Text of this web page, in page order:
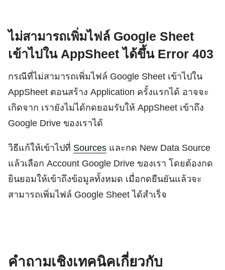
ไม่สามารถเพิ่มไฟล์ Google Sheet
เข้าไปใน AppSheet ได้ขึ้น Error 403
กรณีที่ไม่สามารถเพิ่มไฟล์ Google Sheet เข้าไปใน
AppSheet ตอนสร้าง Application ครั้งแรกได้ อาจจะ
เกิดจาก เรายังไม่ได้กดยอมรับให้ AppSheet เข้าถึง
Google Drive ของเราได้
วิธีแก้ให้เข้าไปที่ Sources และกด New Data Source
แล้วเลือก Account Google Drive ของเรา โดยต้องกด
ยินยอมให้เข้าถึงข้อมูลทั้งหมด เมื่อกดยืนยันแล้วจะ
สามารถเพิ่มไฟล์ Google Sheet ได้สำเร็จ
คำถามเชิงเทคนิคเกี่ยวกับ